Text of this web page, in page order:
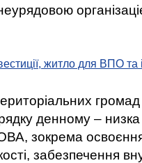
житло для ВПО
громад
денному –
зокрема освоєння
забезпечення